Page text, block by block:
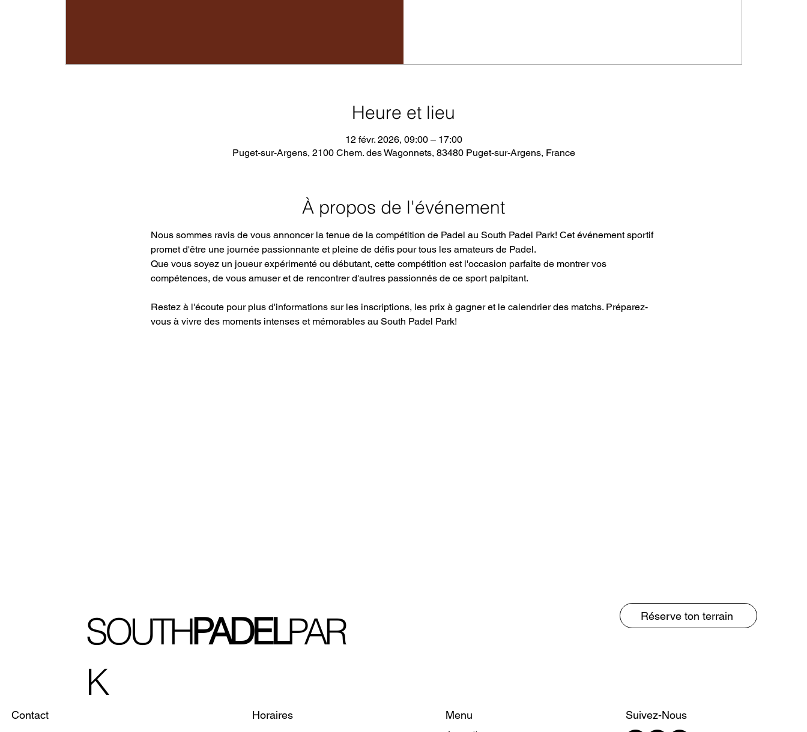
Heure et lieu
12 févr. 2026, 09:00 – 17:00
Puget-sur-Argens, 2100 Chem. des Wagonnets, 83480 Puget-sur-Argens, France
À propos de l'événement
Nous sommes ravis de vous annoncer la tenue de la compétition de Padel au South Padel Park! Cet événement sportif
promet d'être une journée passionnante et pleine de défis pour tous les amateurs de Padel.
Que vous soyez un joueur expérimenté ou débutant, cette compétition est l'occasion parfaite de montrer vos
compétences, de vous amuser et de rencontrer d'autres passionnés de ce sport palpitant.
Restez à l'écoute pour plus d'informations sur les inscriptions, les prix à gagner et le calendrier des matchs. Préparez-
vous à vivre des moments intenses et mémorables au South Padel Park!
Réserve ton terrain
SOUTHPADELPAR
K
Contact Menu
Horaires Suivez-Nous